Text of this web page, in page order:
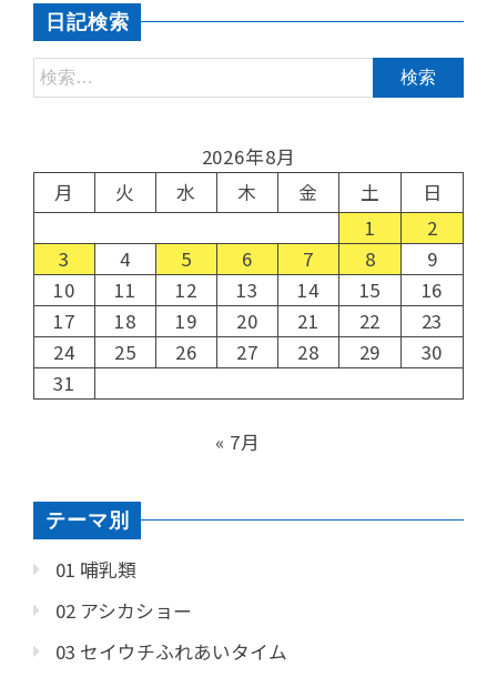
日記検索
2026年8月
月
火 水 木 金 土
日
1
2
3
4 5 6 7 8
9
10
11 12 13 14 15
16
17
18 19 20 21 22
23
24
25 26 27 28 29
30
31
« 7月
テーマ別
01 哺乳類
02 アシカショー
03 セイウチふれあいタイム